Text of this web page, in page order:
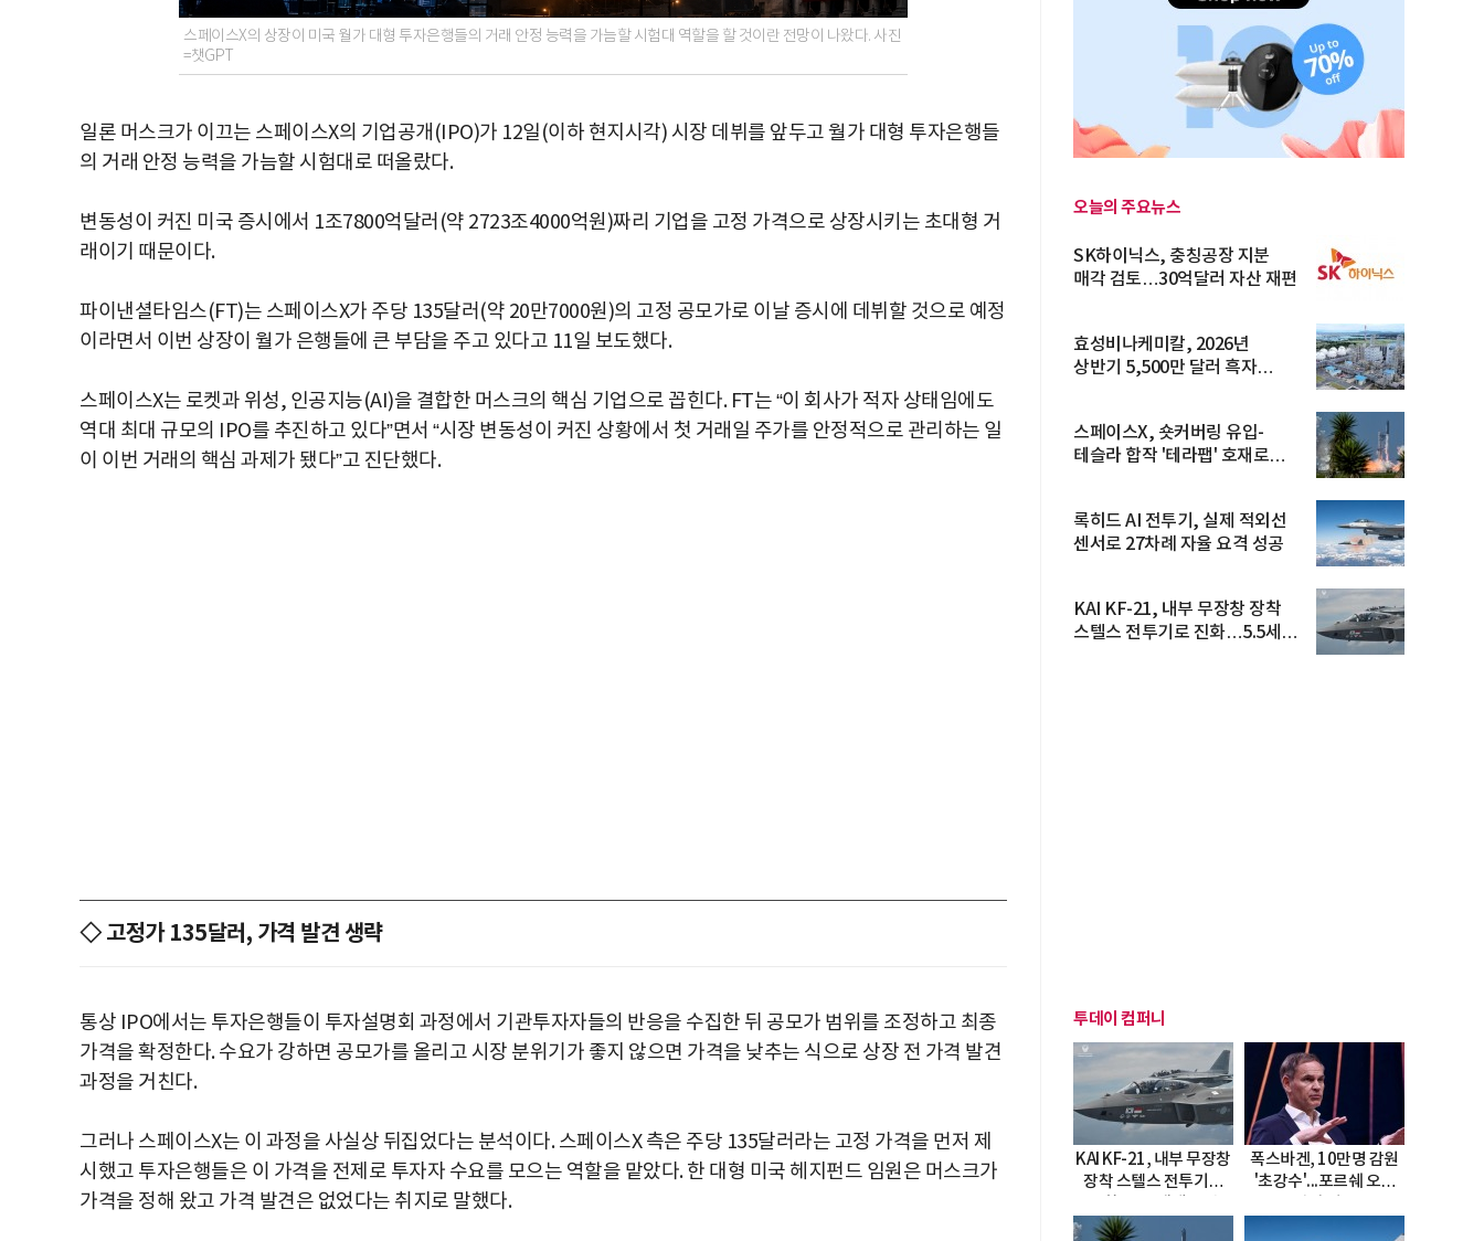
스페이스X의 상장이 미국 월가 대형 투자은행들의 거래 안정 능력을 가늠할 시험대 역할을 할 것이란 전망이 나왔다. 사진
=챗GPT
일론 머스크가 이끄는 스페이스X의 기업공개(IPO)가 12일(이하 현지시각) 시장 데뷔를 앞두고 월가 대형 투자은행들
의 거래 안정 능력을 가늠할 시험대로 떠올랐다.
변동성이 커진 미국 증시에서 1조7800억달러(약 2723조4000억원)짜리 기업을 고정 가격으로 상장시키는 초대형 거
래이기 때문이다.
파이낸셜타임스(FT)는 스페이스X가 주당 135달러(약 20만7000원)의 고정 공모가로 이날 증시에 데뷔할 것으로 예정
이라면서 이번 상장이 월가 은행들에 큰 부담을 주고 있다고 11일 보도했다.
스페이스X는 로켓과 위성, 인공지능(AI)을 결합한 머스크의 핵심 기업으로 꼽힌다. FT는 “이 회사가 적자 상태임에도
역대 최대 규모의 IPO를 추진하고 있다”면서 “시장 변동성이 커진 상황에서 첫 거래일 주가를 안정적으로 관리하는 일
이 이번 거래의 핵심 과제가 됐다”고 진단했다.
◇ 고정가 135달러, 가격 발견 생략
통상 IPO에서는 투자은행들이 투자설명회 과정에서 기관투자자들의 반응을 수집한 뒤 공모가 범위를 조정하고 최종
가격을 확정한다. 수요가 강하면 공모가를 올리고 시장 분위기가 좋지 않으면 가격을 낮추는 식으로 상장 전 가격 발견
과정을 거친다.
그러나 스페이스X는 이 과정을 사실상 뒤집었다는 분석이다. 스페이스X 측은 주당 135달러라는 고정 가격을 먼저 제
시했고 투자은행들은 이 가격을 전제로 투자자 수요를 모으는 역할을 맡았다. 한 대형 미국 헤지펀드 임원은 머스크가
가격을 정해 왔고 가격 발견은 없었다는 취지로 말했다.
오늘의 주요뉴스
SK하이닉스, 충칭공장 지분
매각 검토…30억달러 자산 재편
효성비나케미칼, 2026년
상반기 5,500만 달러 흑자
스페이스X, 숏커버링 유입-
테슬라 합작 '테라팹' 호재로
록히드 AI 전투기, 실제 적외선
센서로 27차례 자율 요격 성공
KAI KF-21, 내부 무장창 장착
스텔스 전투기로 진화…5.5세대
투데이 컴퍼니
KAI KF-21, 내부 무장창
장착 스텔스 전투기로
폭스바겐, 10만명 감원
'초강수'...포르쉐 오너